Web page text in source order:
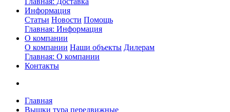
Информация
Статьи Новости Помощь
Главная: Информация
О компании
О компании Наши объекты Дилерам
Главная: О компании
Контакты
Главная
Вышки тура передвижные